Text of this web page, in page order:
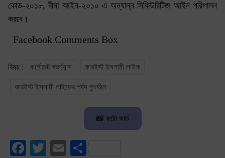
কোড-২০১৮, বীমা আইন-২০১০ এ অন্যান্ন সিকিউরিটিজ আইন পরিপালন
করবে।
Facebook Comments Box
বিষয় : কর্পোরেট গভর্ন্যান্স ফারইস্ট ইসলামী লাইফ
ফারইস্ট ইসলামী লাইফের পর্ষদ পুনর্গঠন
📸 ফটো কার্ড
Facebook
TwitterEmail